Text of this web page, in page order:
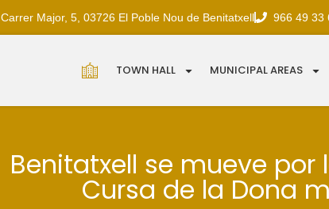
Carrer Major, 5, 03726 El Poble Nou de Benitatxell 966 49 33
TOWN HALL MUNICIPAL AREAS
Benitatxell se mueve
Cursa de la Dona